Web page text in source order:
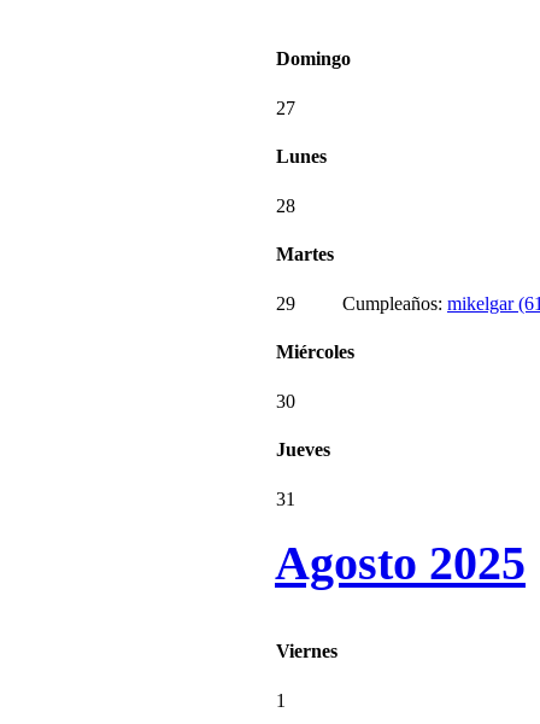
Domingo
27
Lunes
28
Martes
29 Cumpleaños: mikelgar
Miércoles
30
Jueves
31
Agosto 2025
Viernes
1